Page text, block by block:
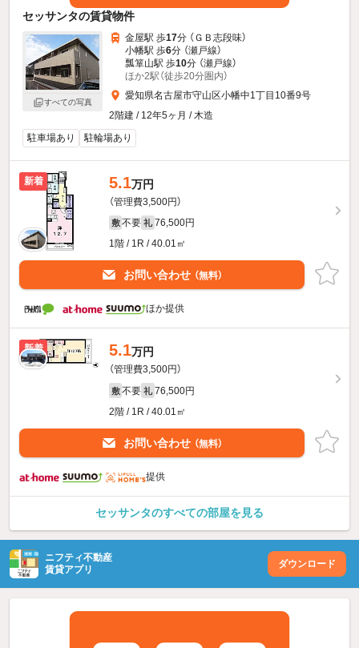
セッサンタの賃貸物件
すべての写真
金屋駅 歩17分 （ＧＢ志段味）
小幡駅 歩6分 （瀬戸線）
瓢箪山駅 歩10分 （瀬戸線）
ほか2駅（徒歩20分圏内）
愛知県名古屋市守山区小幡中1丁目10番9号
2階建 / 12年5ヶ月 / 木造
駐車場あり
駐輪場あり
新着 5.1万円
（管理費3,500円）
敷 不要 礼 76,500円
1階 / 1R / 40.01㎡
お問い合わせ （無料）
ほか提供
新着 5.1万円
（管理費3,500円）
敷 不要 礼 76,500円
2階 / 1R / 40.01㎡
お問い合わせ （無料）
提供
セッサンタのすべての部屋を見る
ニフティ不動産
賃貸アプリ
ダウンロード